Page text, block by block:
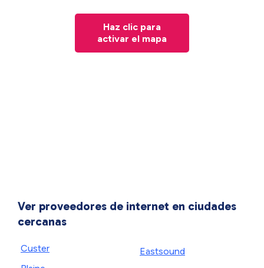
Haz clic para
activar el mapa
Ver proveedores de internet en ciudades
cercanas
Custer
Eastsound